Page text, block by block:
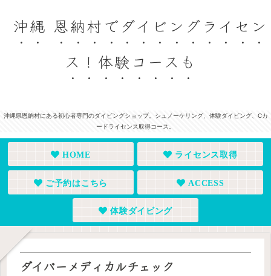
沖縄 恩納村でダイビングライセン
ス！体験コースも
沖縄県恩納村にある初心者専門のダイビングショップ。シュノーケリング、体験ダイビング、Cカ
ードライセンス取得コース。
HOME ライセンス取得
ご予約はこちら ACCESS
体験ダイビング
ダイバーメディカルチェック